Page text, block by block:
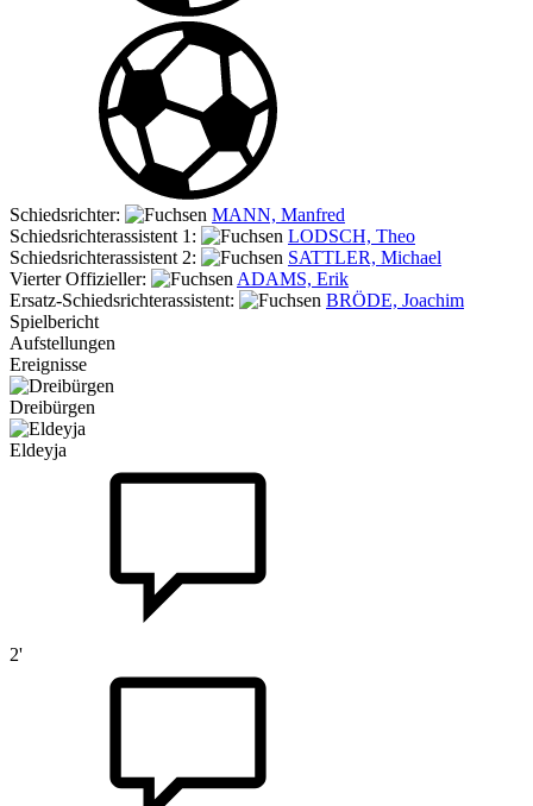
Schiedsrichter:
MANN, Manfred
Schiedsrichterassistent 1:
LODSCH, Theo
Schiedsrichterassistent 2:
SATTLER, Michael
Vierter Offizieller:
ADAMS, Erik
Ersatz-Schiedsrichterassistent:
BRÖDE, Joachim
Spielbericht
Aufstellungen
Ereignisse
Dreibürgen
Eldeyja
2'